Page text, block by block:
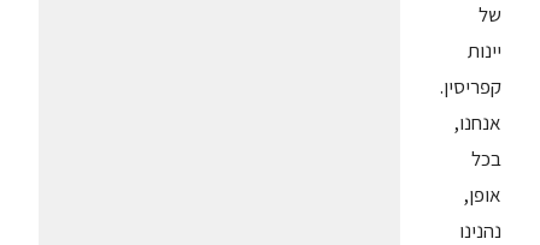
של
יינות
קפריסין.
אנחנו,
בכל
אופן,
נהנינו